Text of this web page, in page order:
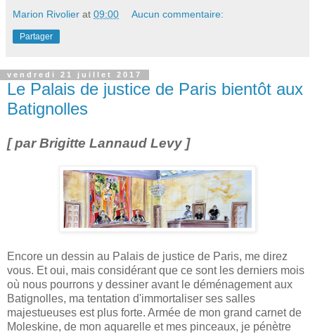
Marion Rivolier at 09:00 Aucun commentaire:
Partager
vendredi 21 juillet 2017
Le Palais de justice de Paris bientôt aux
Batignolles
[ par Brigitte Lannaud Levy ]
Encore un dessin au Palais de justice de Paris, me direz
vous. Et oui, mais considérant que ce sont les derniers mois
où nous pourrons y dessiner avant le déménagement aux
Batignolles, ma tentation d'immortaliser ses salles
majestueuses est plus forte. Armée de mon grand carnet de
Moleskine, de mon aquarelle et mes pinceaux, je pénètre